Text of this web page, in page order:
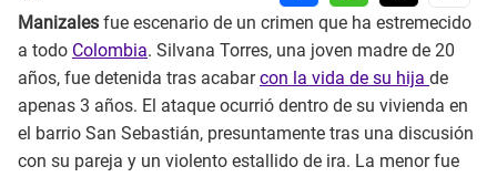
Manizales fue escenario de un crimen que ha estremecido
a todo Colombia. Silvana Torres, una joven madre de 20
años, fue detenida tras acabarcon la vida de su hija de
apenas 3 años. El ataque ocurrió dentro de su vivienda en
el barrio San Sebastián, presuntamente tras una discusión
con su pareja y un violento estallido de ira. La menor fue